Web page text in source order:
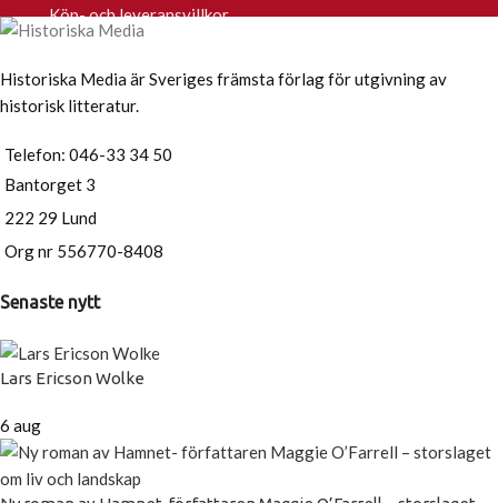
Köp- och leveransvillkor
Historiska Media är Sveriges främsta förlag för utgivning av
historisk litteratur.
Telefon: 046-33 34 50
Bantorget 3
222 29 Lund
Org nr 556770-8408
Senaste nytt
Lars Ericson Wolke
6 aug